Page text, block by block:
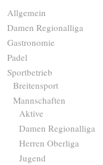
Allgemein
Damen Regionalliga
Gastronomie
Padel
Sportbetrieb
Breitensport
Mannschaften
Aktive
Damen Regionalliga
Herren Oberliga
Jugend